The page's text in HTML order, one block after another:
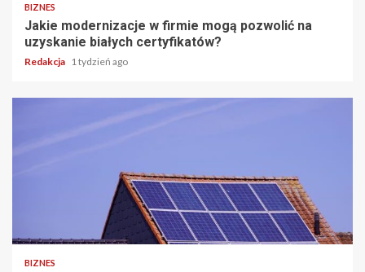
BIZNES
Jakie modernizacje w firmie mogą pozwolić na
uzyskanie białych certyfikatów?
Redakcja 1 tydzień ago
BIZNES